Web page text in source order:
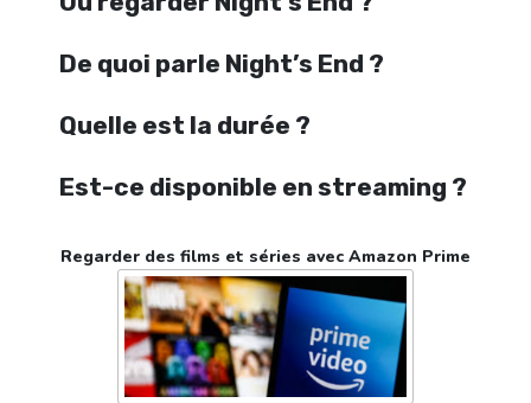
De quoi parle Night’s End ?
Quelle est la durée ?
Est-ce disponible en streaming ?
Regarder des films et séries avec Amazon Prime